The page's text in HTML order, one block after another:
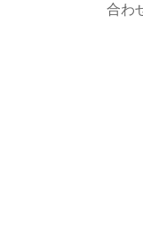
合わ